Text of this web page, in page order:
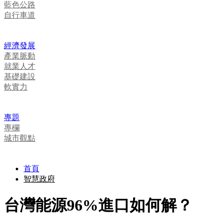
藍色公路
自行車道
經濟發展
產業脈動
就業人才
基礎建設
軟實力
專題
專欄
城市觀點
首頁
智慧政府
台灣能源96%進口如何解？